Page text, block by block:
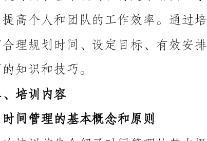
工对时间管理有个清晰的认识。
2.设定明确的目标
本次培训首先介绍了时间管理的基本概念和原则。员工对时